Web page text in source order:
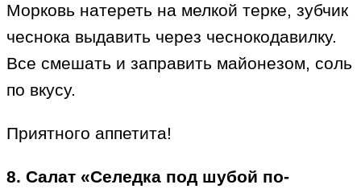
Морковь натереть на мелкой терке, зубчик
чеснока выдавить через чеснокодавилку.
Все смешать и заправить майонезом, соль
по вкусу.
Приятного аппетита!
8. Салат «Селедка под шубой по-